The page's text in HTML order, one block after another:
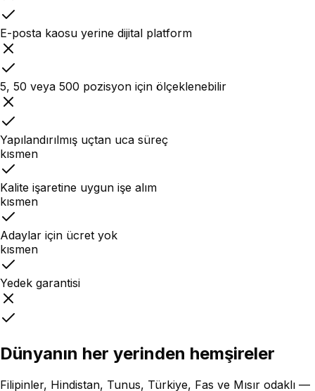
E-posta kaosu yerine dijital platform
5, 50 veya 500 pozisyon için ölçeklenebilir
Yapılandırılmış uçtan uca süreç
kısmen
Kalite işaretine uygun işe alım
kısmen
Adaylar için ücret yok
kısmen
Yedek garantisi
Dünyanın her yerinden hemşireler
Filipinler, Hindistan, Tunus, Türkiye, Fas ve Mısır odaklı —